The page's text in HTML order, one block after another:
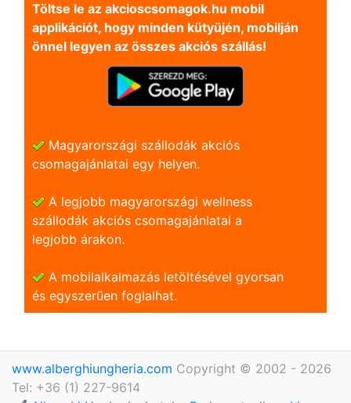
Töltse le az akcioscsomagok.hu mobil
applikációt, hogy minden kütyüjén, mobilján
önnel legyen az összes akciós szállás!
Magyarországi szállodák akciós
csomagajánlatai egy helyen.
A legjobb magyarországi wellness
szállodák akciós csomagajánlatai a
legjobb árakon.
A mobilalkalmazás letöltésével gyorsan
és egyszerũen foglalhat.
www.alberghiungheria.com Copyright © 2002 - 2026
Tel: +36 (1) 227-9614